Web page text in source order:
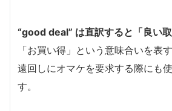
“good deal” は直訳すると「良い取
「お買い得」という意味合いを表
遠回しにオマケを要求する際にも
す。